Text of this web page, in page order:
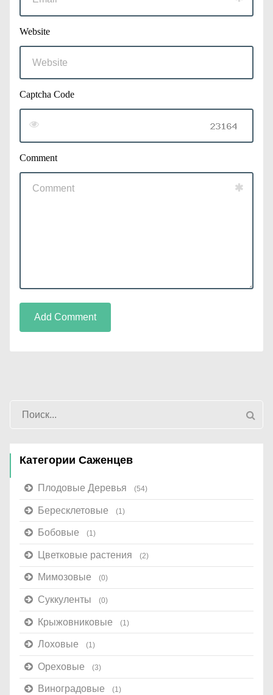
Website
Captcha Code
Comment
Add Comment
Категории Саженцев
Плодовые Деревья (54)
Бересклетовые (1)
Бобовые (1)
Цветковые растения (2)
Мимозовые (0)
Суккуленты (0)
Крыжовниковые (1)
Лоховые (1)
Ореховые (3)
Виноградовые (1)